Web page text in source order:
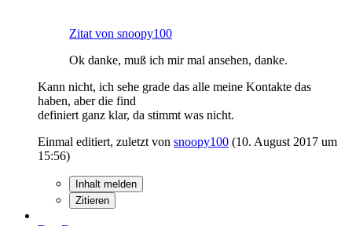
Zitat von snoopy100
Ok danke, muß ich mir mal ansehen, danke.
Kann nicht, ich sehe grade das alle meine Kontakte das
haben, aber die find
definiert ganz klar, da stimmt was nicht.
Einmal editiert, zuletzt von snoopy100 (10. August 2017 um
15:56)
Inhalt melden
Zitieren